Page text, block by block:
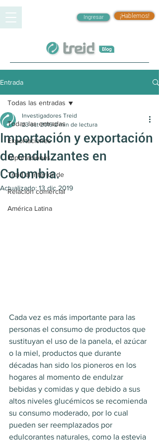
¡Hablemos!
Ingresar
Entrada
Todas las entradas
Exportaciones
Importaciones
Treid al interior de
Relación comercial
América Latina
Todas las entradas
Importación y exportación
de endulzantes en
Colombia.
Investigadores Treid
23 oct 2019 2 min de lectura
Actualizado: 13 dic 2019
Cada vez es más importante para las
personas el consumo de productos que
sustituyan el uso de la panela, el azúcar
o la miel, productos que durante
décadas han sido los pioneros en los
hogares al momento de endulzar
bebidas y comidas y que debido a sus
altos niveles glucémicos se recomienda
su consumo moderado, por lo cual
pueden ser reemplazados por
edulcorantes naturales, como la estevia